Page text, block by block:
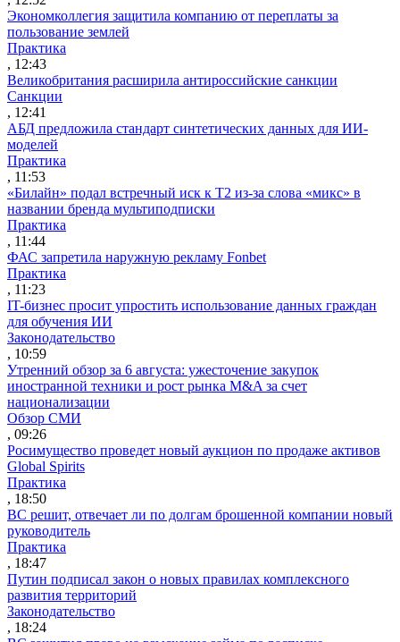
Экономколлегия защитила компанию от переплаты за
пользование землей
Практика
, 12:43
Великобритания расширила антироссийские санкции
Санкции
, 12:41
АБД предложила стандарт синтетических данных для ИИ-
моделей
Практика
, 11:53
«Билайн» подал встречный иск к Т2 из-за слова «микс» в
названии бренда мультиподписки
Практика
, 11:44
ФАС запретила наружную рекламу Fonbet
Практика
, 11:23
IT-бизнес просит упростить использование данных граждан
для обучения ИИ
Законодательство
, 10:59
Утренний обзор за 6 августа: ужесточение закупок
иностранной техники и рост рынка M&A за счет
национализации
Обзор СМИ
, 09:26
Росимущество проведет новый аукцион по продаже активов
Global Spirits
Практика
, 18:50
ВС решит, отвечает ли по долгам брошенной компании новый
руководитель
Практика
, 18:47
Путин подписал закон о новых правилах комплексного
развития территорий
Законодательство
, 18:24